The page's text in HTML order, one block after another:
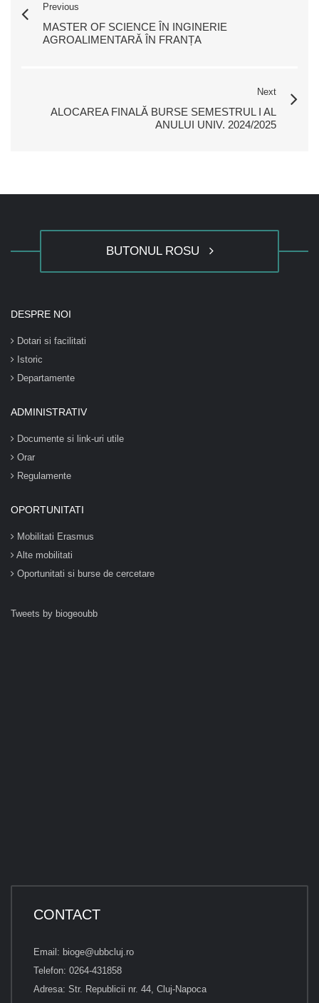
Previous
MASTER OF SCIENCE ÎN INGINERIE
AGROALIMENTARĂ ÎN FRANȚA
Next
ALOCAREA FINALĂ BURSE SEMESTRUL I AL
ANULUI UNIV. 2024/2025
BUTONUL ROSU
DESPRE NOI
Dotari si facilitati
Istoric
Departamente
ADMINISTRATIV
Documente si link-uri utile
Orar
Regulamente
OPORTUNITATI
Mobilitati Erasmus
Alte mobilitati
Oportunitati si burse de cercetare
Tweets by biogeoubb
CONTACT
Email: bioge@ubbcluj.ro
Telefon: 0264-431858
Adresa: Str. Republicii nr. 44, Cluj-Napoca